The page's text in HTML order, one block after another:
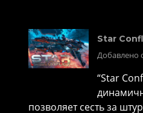
Star
Добавлено
“Star
позволяет сесть за